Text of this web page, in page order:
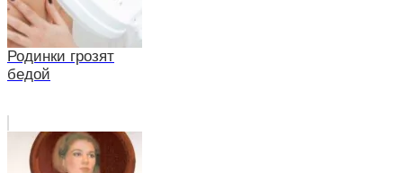
Родинки грозят
бедой